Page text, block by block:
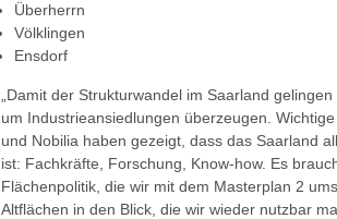
Überherrn
Völklingen
Ensdorf
„Damit der Strukturwandel im Saarland
um Industrieansiedlungen überzeugen.
und Nobilia haben gezeigt, dass das Saarland
ist: Fachkräfte, Forschung, Know-how. Es
Flächenpolitik, die wir mit dem Masterplan 2
Altflächen in den Blick, die wir wieder nutzbar